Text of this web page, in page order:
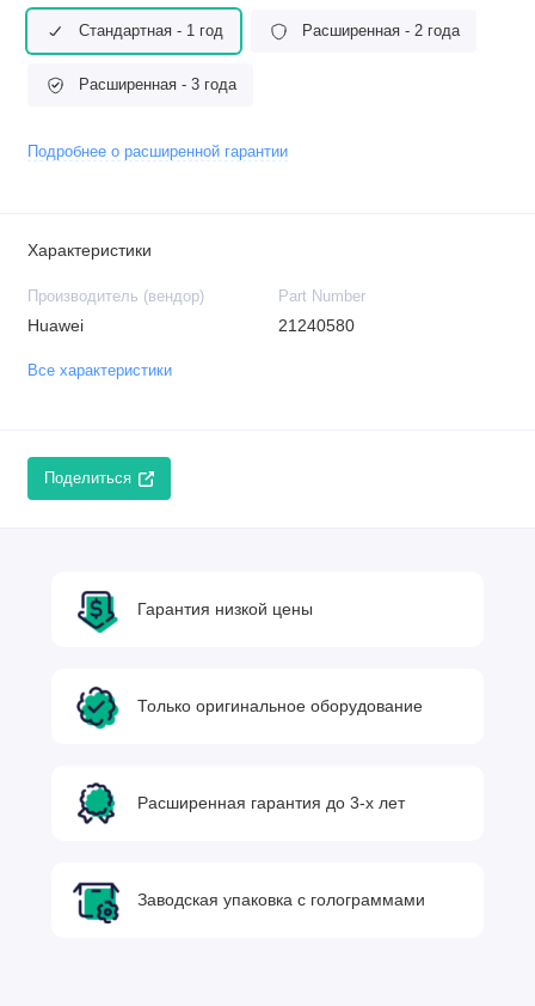
Стандартная - 1 год Расширенная - 2 года
Расширенная - 3 года
Подробнее о расширенной гарантии
Характеристики
Производитель (вендор)
Huawei
Part Number
21240580
Все характеристики
Поделиться
Гарантия низкой цены
Только оригинальное оборудование
Расширенная гарантия до 3-х лет
Заводская упаковка с голограммами